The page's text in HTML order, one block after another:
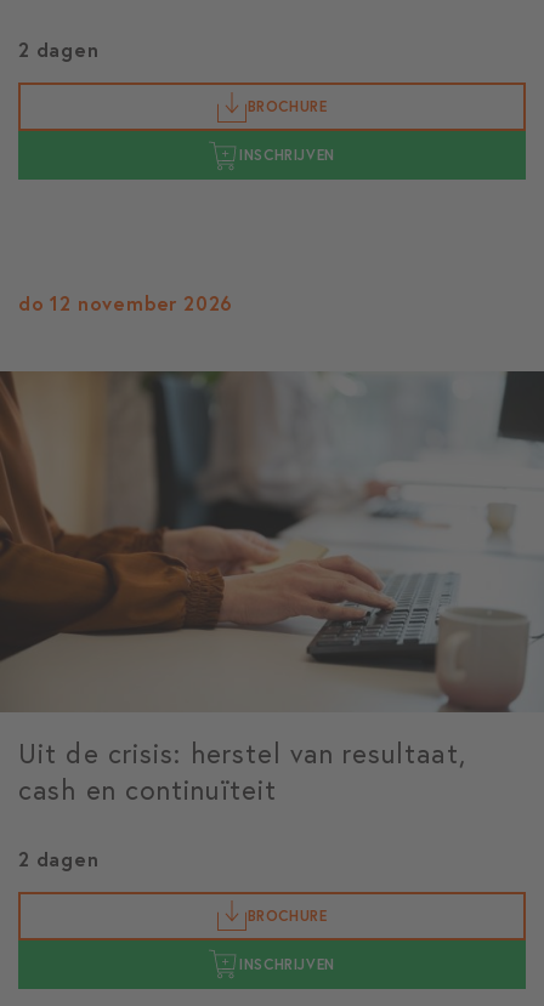
2 dagen
BROCHURE
INSCHRIJVEN
do 12 november 2026
Uit de crisis: herstel van resultaat,
cash en continuïteit
2 dagen
BROCHURE
INSCHRIJVEN